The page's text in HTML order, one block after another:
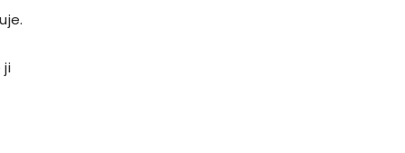
ji